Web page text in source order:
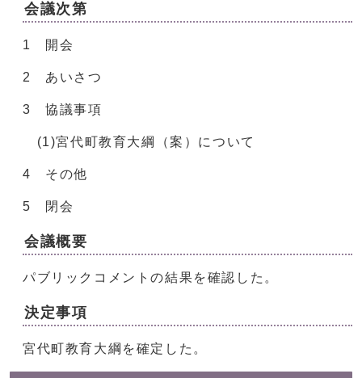
会議次第
1 開会
2 あいさつ
3 協議事項
(1)宮代町教育大綱（案）について
4 その他
5 閉会
会議概要
パブリックコメントの結果を確認した。
決定事項
宮代町教育大綱を確定した。